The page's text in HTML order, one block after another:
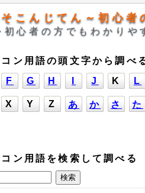
こんじてん～初心者
心者の方でもわかりや
ン用語の頭文字から調べ
F G H J K L
X Y Z あ か さ た
ン用語を検索して調べる